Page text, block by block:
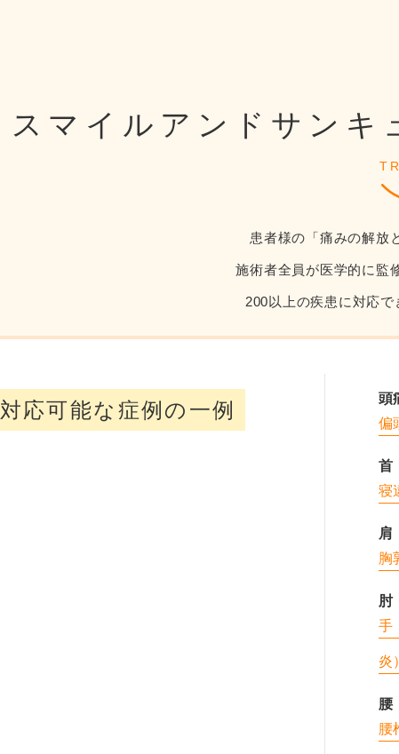
スマイルアンドサンキ
患者様の「痛みの解放
施術者全員が医学的に監
200以上の疾患に対応で
対応可能な症例の一例
頭
偏
首
寝
肩
胸
肘
手
炎
腰
腰